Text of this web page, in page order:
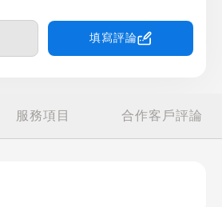
填寫評論
服務項目 合作客戶評論